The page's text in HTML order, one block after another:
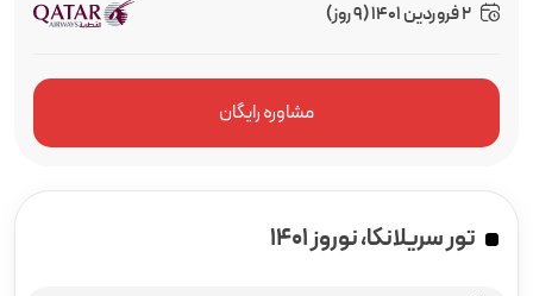
2 فروردین 1401 (9 روز)
مشاوره رایگان
تور سریلانکا، نوروز ۱۴۰۱